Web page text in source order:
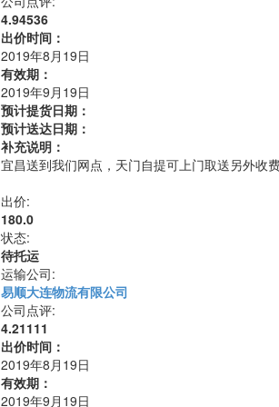
4.94536
出价时间：
2019年8月19日
有效期：
2019年9月19日
预计提货日期：
预计送达日期：
补充说明：
宜昌送到我们网点，天门自提可上门取送另外收
出价:
180.0
状态:
待托运
运输公司:
易顺大连物流有限公司
公司点评:
4.21111
出价时间：
2019年8月19日
有效期：
2019年9月19日